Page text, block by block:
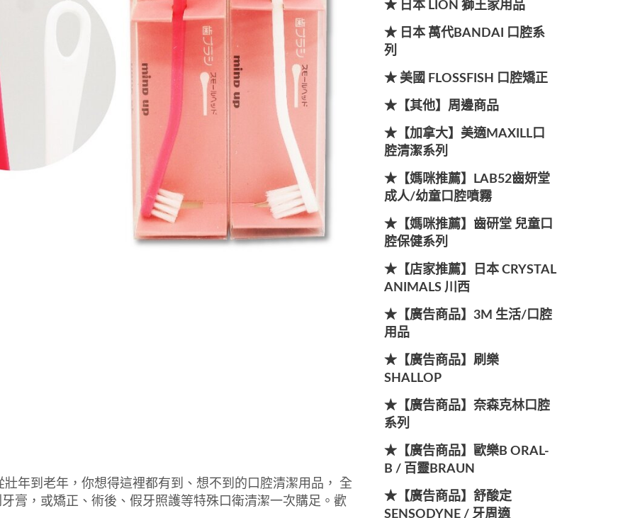
年到老年，你想得這裡都有到、想不到的口腔清潔用品， 全
膏，或矯正、術後、假牙照護等特殊口衛清潔一次購足。歡
★ 日本 LION 獅王家用品
★ 日本 萬代BANDAI 口腔系
列
★ 美國 FLOSSFISH 口腔矯正
★【其他】周邊商品
★【加拿大】美適MAXILL口
腔清潔系列
★【媽咪推薦】LAB52齒妍堂
成人/幼童口腔噴霧
★【媽咪推薦】齒研堂 兒童口
腔保健系列
★【店家推薦】日本 CRYSTAL
ANIMALS 川西
★【廣告商品】3M 生活/口腔
用品
★【廣告商品】刷樂
SHALLOP
★【廣告商品】奈森克林口腔
系列
★【廣告商品】歐樂B ORAL-
B / 百靈BRAUN
★【廣告商品】舒酸定
SENSODYNE / 牙周適